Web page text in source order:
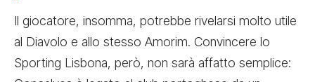
Il giocatore, insomma, potrebbe rivelarsi molto utile
al Diavolo e allo stesso Amorim. Convincere lo
Sporting Lisbona, però, non sarà affatto semplice: